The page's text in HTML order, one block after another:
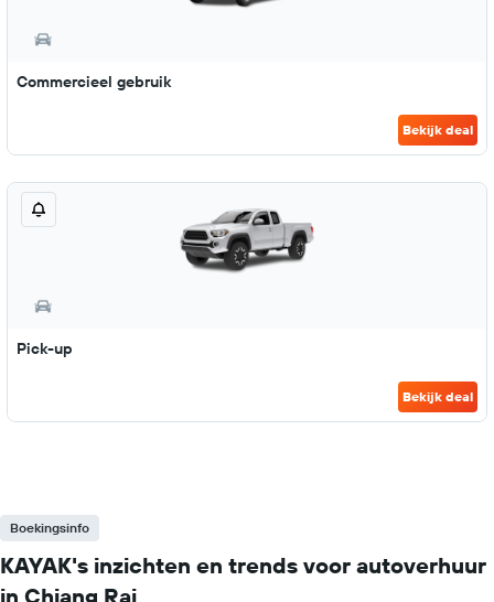
Commercieel gebruik
Bekijk deal
Pick-up
Bekijk deal
Boekingsinfo
KAYAK's inzichten en trends voor autoverhuur
in Chiang Rai